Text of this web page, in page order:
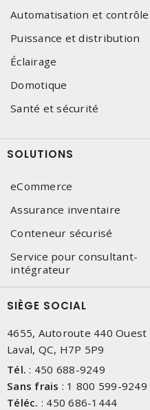
Automatisation et contrôle
Puissance et distribution
Éclairage
Domotique
Santé et sécurité
SOLUTIONS
eCommerce
Assurance inventaire
Conteneur sécurisé
Service pour consultant-
intégrateur
SIÈGE SOCIAL
4655, Autoroute 440 Ouest
Laval, QC, H7P 5P9
Tél. : 450 688-9249
Sans frais : 1 800 599-9249
Téléc. : 450 686-1444